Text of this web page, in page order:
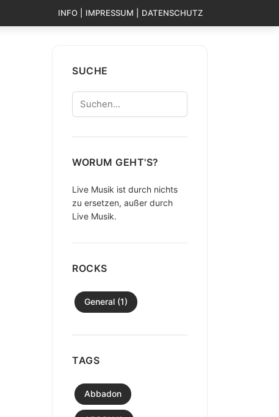
INFO | IMPRESSUM | DATENSCHUTZ
SUCHE
Suchen
WORUM GEHT'S?
Live Musik ist durch nichts
zu ersetzen, außer durch
Live Musik.
ROCKS
General (1)
TAGS
Abbadon